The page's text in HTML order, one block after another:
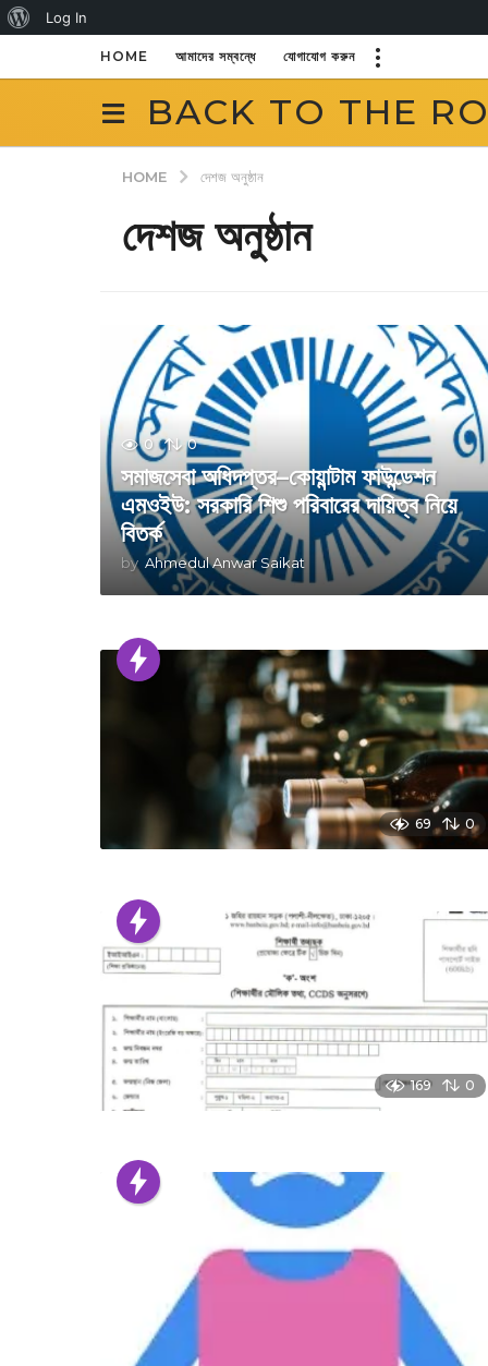
About
WordPress
Log In
HOME আমাদের সম্বন্ধে যোগাযোগ করুন
BACK TO THE
HOME দেশজ অনুষ্ঠান
দেশজ অনুষ্ঠান
0 0
সমাজসেবা অধিদপ্তর–কোয়ান্টাম ফাউন্ডেশন
এমওইউ: সরকারি শিশু পরিবারের দায়িত্ব নিয়ে
বিতর্ক
by Ahmedul Anwar Saikat
69 0
169 0